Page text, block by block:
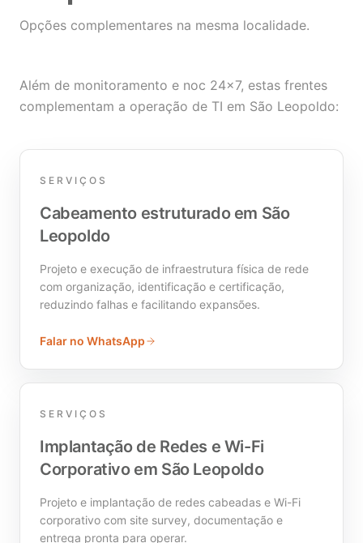
Opções complementares na mesma localidade.
Além de monitoramento e noc 24×7, estas frentes
complementam a operação de TI em São Leopoldo:
SERVIÇOS
Cabeamento estruturado em São
Leopoldo
Projeto e execução de infraestrutura física de rede
com organização, identificação e certificação,
reduzindo falhas e facilitando expansões.
Falar no WhatsApp
SERVIÇOS
Implantação de Redes e Wi-Fi
Corporativo em São Leopoldo
Projeto e implantação de redes cabeadas e Wi-Fi
corporativo com site survey, documentação e
entrega pronta para operar.